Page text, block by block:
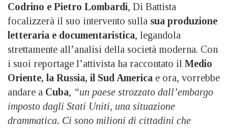
Codrino e Pietro Lombardi, Di Battista
focalizzerà il suo intervento sulla sua produzione
letteraria e documentaristica, legandola
strettamente all’analisi della società moderna. Con
i suoi reportage l’attivista ha raccontato il Medio
Oriente, la Russia, il Sud America e ora, vorrebbe
andare a Cuba, “un paese strozzato dall’embargo
imposto dagli Stati Uniti, una situazione
drammatica. Ci sono milioni di cittadini che